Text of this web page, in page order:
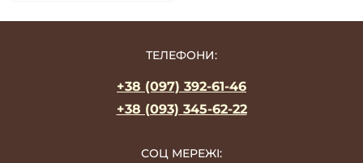
ТЕЛЕФОНИ:
+38 (097) 392-61-46
+38 (093) 345-62-22
СОЦ МЕРЕЖІ: